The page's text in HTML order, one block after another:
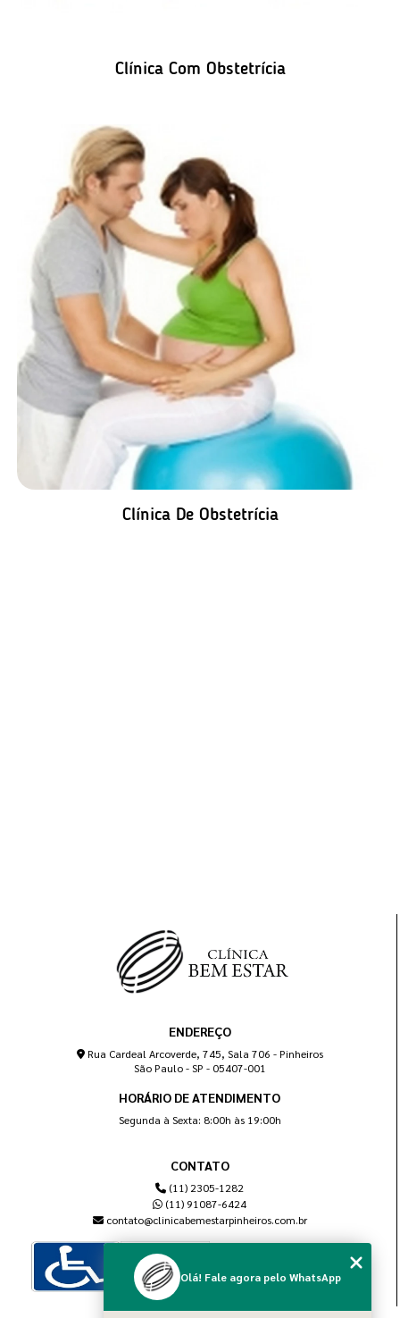
Clínica Com Obstetrícia
Clínica De Obstetrícia
ENDEREÇO
Rua Cardeal Arcoverde, 745, Sala 706 - Pinheiros
São Paulo - SP - 05407-001
HORÁRIO DE ATENDIMENTO
Segunda à Sexta: 8:00h às 19:00h
CONTATO
(11) 2305-1282
(11) 91087-6424
contato@clinicabemestarpinheiros.com.br
Olá! Fale agora pelo WhatsApp